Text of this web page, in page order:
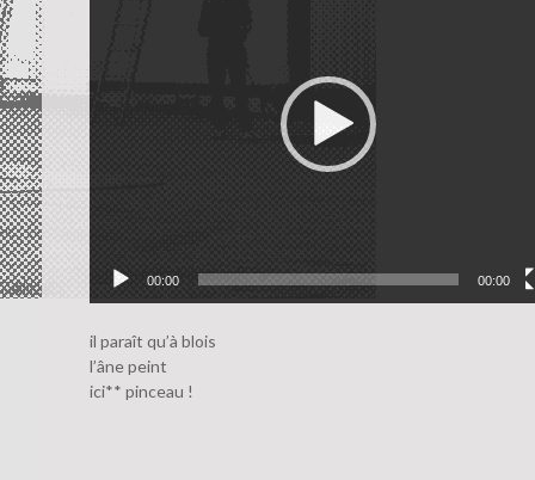
00:00 00:00
il paraît qu’à blois
l’âne peint
ici** pinceau !